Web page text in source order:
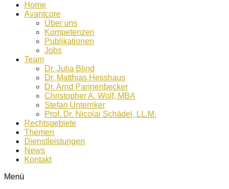
Home
Avantcore
Über uns
Kompetenzen
Publikationen
Jobs
Team
Dr. Julia Blind
Dr. Matthias Hesshaus
Dr. Arnd Pannenbecker
Christopher A. Wolf, MBA
Stefan Unterriker
Prof. Dr. Nicolai Schädel, LL.M.
Rechtsgebiete
Themen
Dienstleistungen
News
Kontakt
Menü